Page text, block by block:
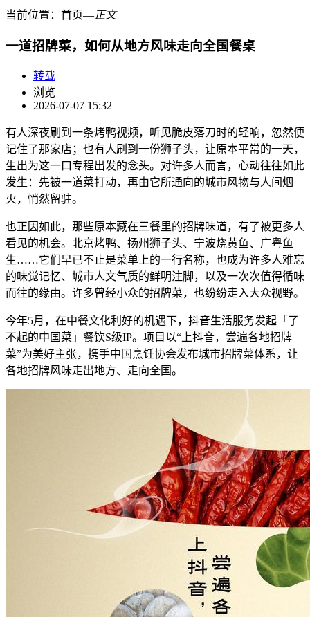
当前位置： 首页―正文
一道招牌菜，如何从地方风味走向全国餐桌
转载
浏览
2026-07-07 15:32
有人深夜刷到一条烤鸭视频，听见脆皮落刀时的轻响，忽然便
记住了那家店；也有人刷到一份狮子头，让原本平常的一天，
生出为这一口专程出发的念头。对许多人而言，心动往往如此
发生：先被一道菜打动，再由它所通向的城市风物与人间烟
火，悄然留驻。
也正因如此，那些原本藏在三餐里的招牌味道，有了被更多人
看见的机会。北京烤鸭、扬州狮子头、宁波烧黄鱼、广粤鱼
生……它们早已不止是菜单上的一行名称，也成为许多人难忘
的味觉记忆、城市人文气质的鲜明注脚，以及一次次值得循味
而往的缘由。许多曾经小众的招牌菜，也纷纷走入大众视野。
今年5月，在中餐文化利好的机遇下，抖音生活服务发起「了
不起的中国菜」餐饮S级IP。项目以“上抖音，尝遍各地招牌
菜”为美好主张，携手中国烹饪协会发布城市招牌菜体系，让
各地招牌风味走出地方、走向全国。